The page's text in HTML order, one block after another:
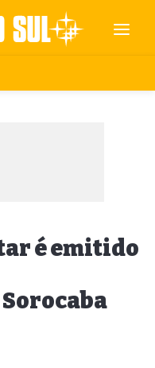
é emitido